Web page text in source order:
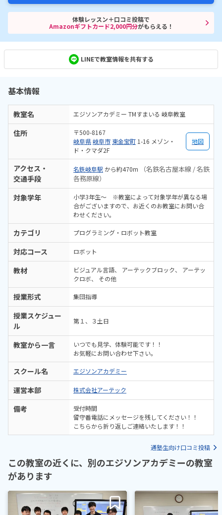
体験レッスン＋口コミ投稿で
Amazonギフトカード2,000円分がもらえる！
LINEで教室情報を共有する
基本情報
教室名 エジソンアカデミー TMすまいる 岐阜教室
住所
〒500-8167
岐阜県岐阜市 東金宝町 1-16 メゾン・
ド・クマダ2F
地図
アクセス・
交通手段
名鉄岐阜駅 から約470m
（名鉄名古屋本線 / 名鉄
各務原線）
対象学年
小学3年生～ ※教室によって対象学年が異なる場
合がございますので、お近くのお教室にお問い合
わせください。
カテゴリ プログラミング・ロボット教室
対応コース ロボット
教材 ビジュアル言語 アーテックブロック
アーテッ
クロボ
その他
授業形式 集団指導
授業スケジュー
ル
第１、３土日
教室から一言
いつでも見学、体験可能です！！
お気軽にお問い合わせ下さい。
スクール名 エジソンアカデミー
運営本部 株式会社アーテック
備考
受付時間
留守番電話にメッセージを残してください！！
こちらから折り返しご連絡いたします！！
通塾生向け口コミ投稿
この教室の近くに、別のエジソンアカデミーの教室
があります